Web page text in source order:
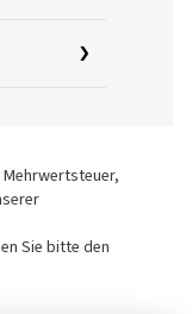
Sie bitte den